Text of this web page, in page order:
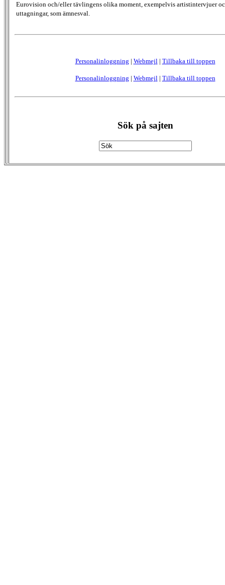
Eurovision och/eller tävlingens olika moment, exempelvis artistintervjuer
uttagningar, som ämnesval.
Personalinloggning | Webmejl| Tillbaka till toppen
Personalinloggning | Webmejl| Tillbaka till toppen
Sök på sajten